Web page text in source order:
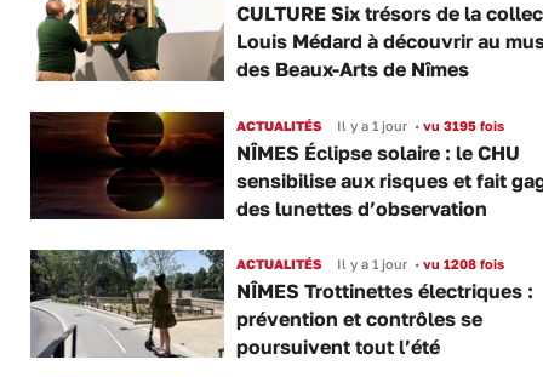
CULTURE Six trésors de la
Louis Médard à découvrir au
des Beaux-Arts de Nîmes
ACTUALITÉS Il y a 1 jour •vu 3195 fois
NÎMES Éclipse solaire : le CHU
sensibilise aux risques et fait
des lunettes d’observation
ACTUALITÉS Il y a 1 jour •vu 1208 fois
NÎMES Trottinettes électriques :
prévention et contrôles se
poursuivent tout l’été